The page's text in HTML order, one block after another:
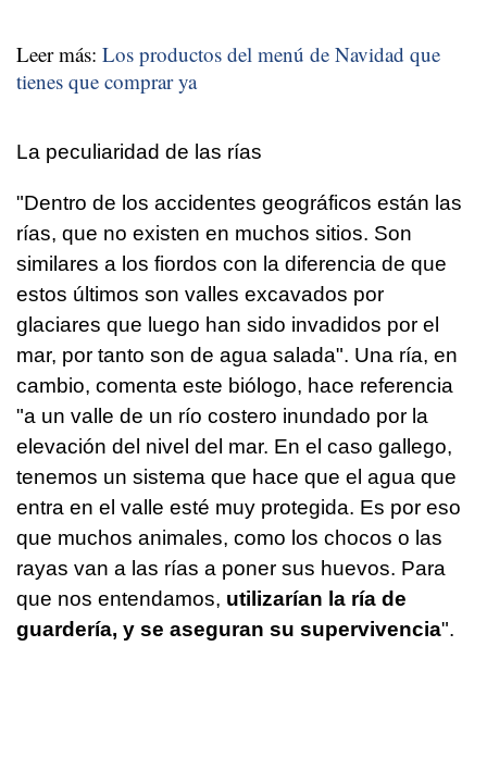
Leer más: Los productos del menú de Navidad que
tienes que comprar ya
La peculiaridad de las rías
"Dentro de los accidentes geográficos están las
rías, que no existen en muchos sitios. Son
similares a los fiordos con la diferencia de que
estos últimos son valles excavados por
glaciares que luego han sido invadidos por el
mar, por tanto son de agua salada". Una ría, en
cambio, comenta este biólogo, hace referencia
"a un valle de un río costero inundado por la
elevación del nivel del mar. En el caso gallego,
tenemos un sistema que hace que el agua que
entra en el valle esté muy protegida. Es por eso
que muchos animales, como los chocos o las
rayas van a las rías a poner sus huevos. Para
que nos entendamos, utilizarían la ría de
guardería, y se aseguran su supervivencia".